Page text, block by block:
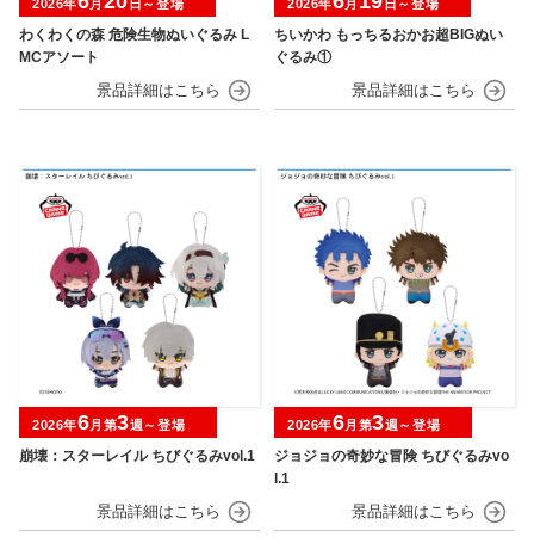
わくわくの森 危険生物ぬいぐるみ L
MCアソート
2026年 月 日～登場
ちいかわ もっちるおかお超BIGぬい
ぐるみ①
2026年 月 日～登場
崩壊：スターレイル ちびぐるみvol.1
2026年6月第3週～登場
ジョジョの奇妙な冒険 ちびぐるみvo
l.1
2026年6月第3週～登場